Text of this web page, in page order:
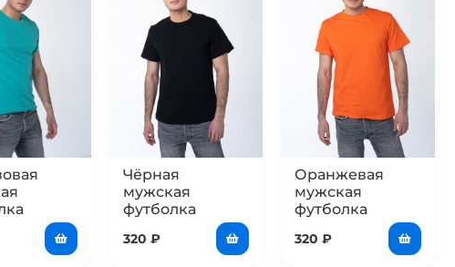
Чёрная
мужская
футболка
320 ₽
Оранжевая
мужская
футболка
320₽